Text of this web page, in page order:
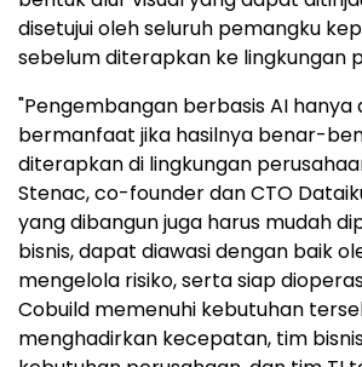
disetujui oleh seluruh pemangku
sebelum diterapkan ke lingkungan
"Pengembangan berbasis AI hanya
bermanfaat jika hasilnya benar-
diterapkan di lingkungan
Stenac, co-founder dan CTO
yang dibangun juga harus mudah
bisnis, dapat diawasi dengan baik
mengelola risiko, serta siap
Cobuild memenuhi kebutuhan
menghadirkan kecepatan, tim